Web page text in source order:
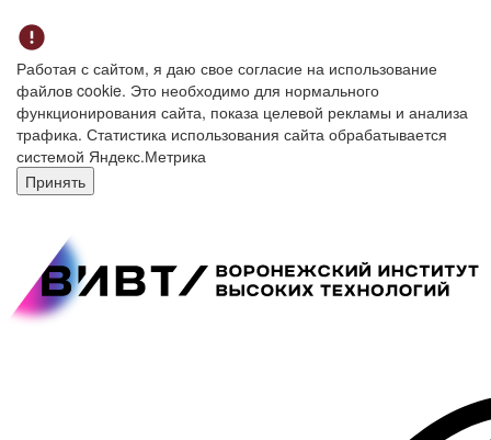
Работая с сайтом, я даю свое согласие на использование
файлов cookie. Это необходимо для нормального
функционирования сайта, показа целевой рекламы и анализа
трафика. Статистика использования сайта обрабатывается
системой Яндекс.Метрика
Принять